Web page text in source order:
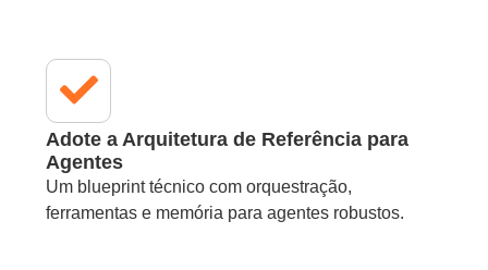
Adote a Arquitetura de Referência para
Agentes
Um blueprint técnico com orquestração,
ferramentas e memória para agentes robustos.